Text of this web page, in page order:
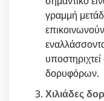
γραμμή
δορυφόρων.
Χιλιάδες